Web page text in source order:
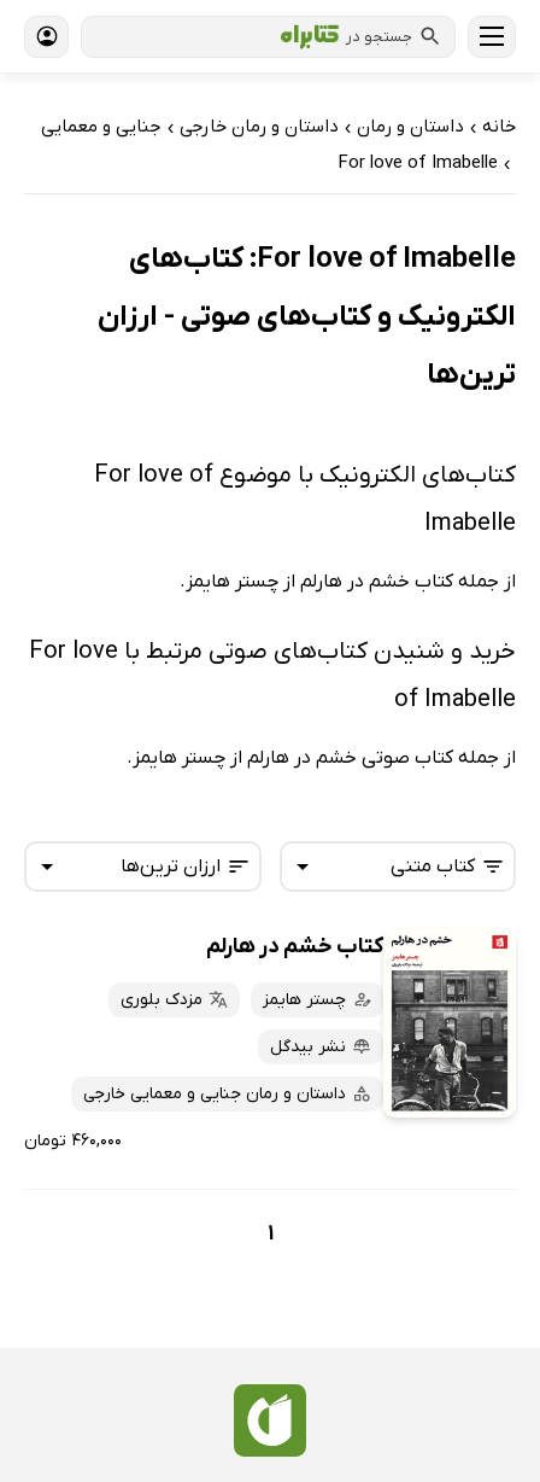
جستجو در
خانه › داستان و رمان › داستان و رمان خارجی › جنایی و معمایی
›
For love of Imabelle
For love of Imabelle: کتاب‌های
الکترونیک و کتاب‌های صوتی - ارزان
ترین‌ها
کتاب‌های الکترونیک با موضوع For love of
Imabelle
از جمله کتاب خشم در هارلم از چستر هایمز.
خرید و شنیدن کتاب‌های صوتی مرتبط با For love
of Imabelle
از جمله کتاب صوتی خشم در هارلم از چستر هایمز.
ارزان ترین‌ها
تازه‌ها
داغ‌ترین‌ها
پربحث‌ها
کتاب متنی
همه کتاب‌ها
کتاب‌های صوتی
کتاب‌های متنی
کتاب خشم در هارلم
چستر هایمز مزدک بلوری
نشر بیدگل
داستان و رمان جنایی و معمایی خارجی
۴۶۰,۰۰۰ تومان
1